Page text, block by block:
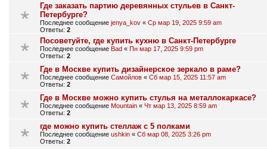
Где заказать партию деревянных стульев в Санкт-
Петербурге?
Последнее сообщение jenya_kov « Ср мар 19, 2025 9:59 am
Ответы: 2
Посоветуйте, где купить кухню в Санкт-Петербурге
Последнее сообщение Bad « Пн мар 17, 2025 9:59 pm
Ответы: 2
Где в Москве купить дизайнерское зеркало в раме?
Последнее сообщение Самойлов « Сб мар 15, 2025 11:57 am
Ответы: 2
Где в Москве можно купить стулья на металлокаркасе?
Последнее сообщение Mountain « Чт мар 13, 2025 8:59 am
Ответы: 2
где можно купить стеллаж с 5 полками
Последнее сообщение ushkin « Сб мар 08, 2025 3:26 pm
Ответы: 2